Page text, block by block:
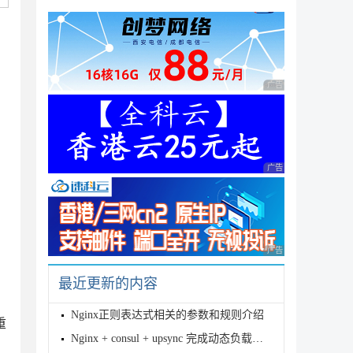
广告 商业广告，理性
广告 商业广告，理性
广告 商业广告，理性
最近更新的内容
Nginx正则表达式相关的参数和规则介绍
Nginx + consul + upsync 完成动态负载均衡的方法详解